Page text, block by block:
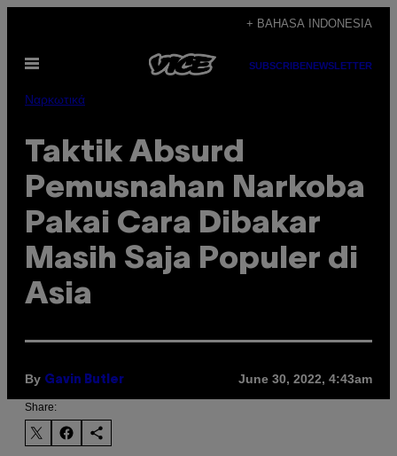
content
+ BAHASA INDONESIA
Open
SUBSCRIBENEWSLETTER
Ναρκωτικά
Taktik Absurd
Pemusnahan Narkoba
Pakai Cara Dibakar
Masih Saja Populer di
Asia
By Gavin Butler June 30, 2022, 4:43am
Share: